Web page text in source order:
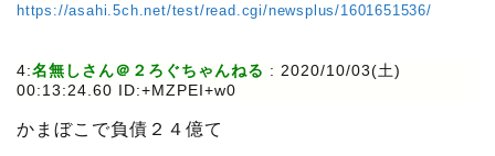
https://asahi.5ch.net/test/read.cgi/newsplus/1601651536/
4:名無しさん＠２ろぐちゃんねる : 2020/10/03(土)
00:13:24.60 ID:+MZPEI+w0
かまぼこで負債２４億て